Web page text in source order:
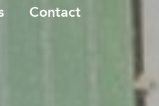
contact